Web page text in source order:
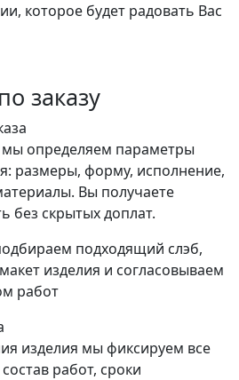
которое будет радовать Вас
заказу
определяем параметры
размеры, форму, исполнение,
Вы получаете
без скрытых доплат.
подходящий слэб,
изделия и согласовываем
работ
изделия мы фиксируем все
работ, сроки